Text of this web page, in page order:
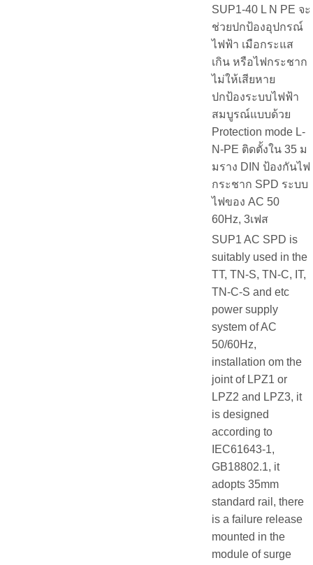
SUP1-40 L N PE จะ
ช่วยปกป้องอุปกรณ์
ไฟฟ้า เมือกระแส
เกิน หรือไฟกระชาก
ไม่ให้เสียหาย
ปกป้องระบบไฟฟ้า
สมบูรณ์แบบด้วย
Protection mode L-
N-PE ติดตั้งใน 35 ม
มราง DIN ป้องกันไฟ
กระชาก SPD ระบบ
ไฟของ AC 50
60Hz, 3เฟส
SUP1 AC SPD is
suitably used in the
TT, TN-S, TN-C, IT,
TN-C-S and etc
power supply
system of AC
50/60Hz,
installation om the
joint of LPZ1 or
LPZ2 and LPZ3, it
is designed
according to
IEC61643-1,
GB18802.1, it
adopts 35mm
standard rail, there
is a failure release
mounted in the
module of surge